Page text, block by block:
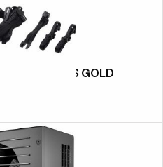
ADATA XPG KYBER II PSU 850W 80 PLUS GOLD